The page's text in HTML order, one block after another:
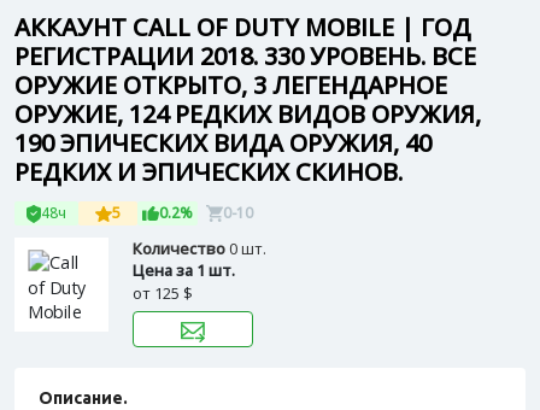
АККАУНТ CALL OF DUTY MOBILE | ГОД
РЕГИСТРАЦИИ 2018. 330 УРОВЕНЬ. ВСЕ
ОРУЖИЕ ОТКРЫТО, 3 ЛЕГЕНДАРНОЕ
ОРУЖИЕ, 124 РЕДКИХ ВИДОВ ОРУЖИЯ,
190 ЭПИЧЕСКИХ ВИДА ОРУЖИЯ, 40
РЕДКИХ И ЭПИЧЕСКИХ СКИНОВ.
48ч 5 0.2% 0-10
Количество0 шт.
Цена за 1 шт.
от 125 $
Описание.